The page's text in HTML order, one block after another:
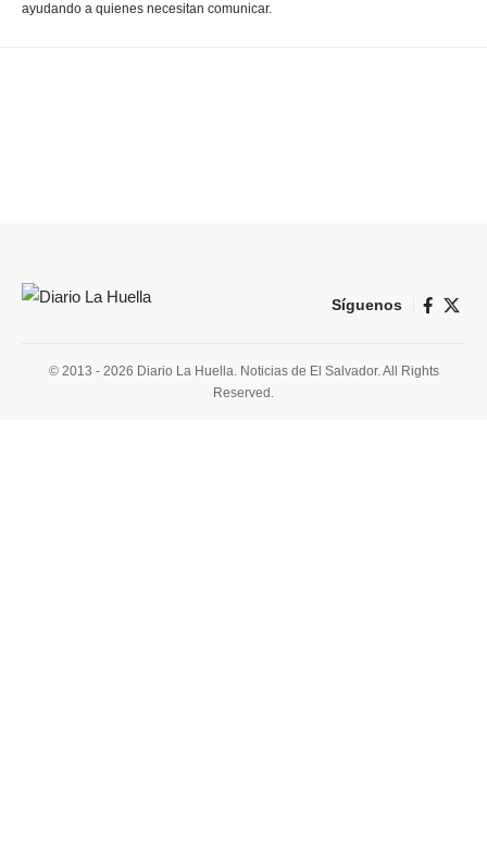
ayudando a quienes necesitan comunicar.
Síguenos
© 2013 - 2026 Diario La Huella. Noticias de El Salvador. All Rights
Reserved.